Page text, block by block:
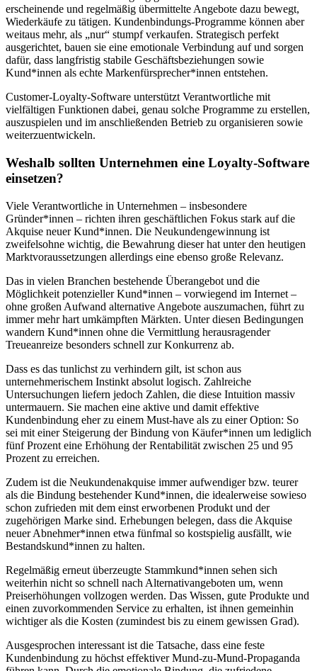
erscheinende und regelmäßig übermittelte Angebote dazu bewegt,
Wiederkäufe zu tätigen. Kundenbindungs-Programme können aber
weitaus mehr, als „nur“ stumpf verkaufen. Strategisch perfekt
ausgerichtet, bauen sie eine emotionale Verbindung auf und sorgen
dafür, dass langfristig stabile Geschäftsbeziehungen sowie
Kund*innen als echte Markenfürsprecher*innen entstehen.
Customer-Loyalty-Software unterstützt Verantwortliche mit
vielfältigen Funktionen dabei, genau solche Programme zu erstellen,
auszuspielen und im anschließenden Betrieb zu organisieren sowie
weiterzuentwickeln.
Weshalb sollten Unternehmen eine Loyalty-Software
einsetzen?
Viele Verantwortliche in Unternehmen – insbesondere
Gründer*innen – richten ihren geschäftlichen Fokus stark auf die
Akquise neuer Kund*innen. Die Neukundengewinnung ist
zweifelsohne wichtig, die Bewahrung dieser hat unter den heutigen
Marktvoraussetzungen allerdings eine ebenso große Relevanz.
Das in vielen Branchen bestehende Überangebot und die
Möglichkeit potenzieller Kund*innen – vorwiegend im Internet –
ohne großen Aufwand alternative Angebote auszumachen, führt zu
immer mehr hart umkämpften Märkten. Unter diesen Bedingungen
wandern Kund*innen ohne die Vermittlung herausragender
Treueanreize besonders schnell zur Konkurrenz ab.
Dass es das tunlichst zu verhindern gilt, ist schon aus
unternehmerischem Instinkt absolut logisch. Zahlreiche
Untersuchungen liefern jedoch Zahlen, die diese Intuition massiv
untermauern. Sie machen eine aktive und damit effektive
Kundenbindung eher zu einem Must-have als zu einer Option: So
sei mit einer Steigerung der Bindung von Käufer*innen um lediglich
fünf Prozent eine Erhöhung der Rentabilität zwischen 25 und 95
Prozent zu erreichen.
Zudem ist die Neukundenakquise immer aufwendiger bzw. teurer
als die Bindung bestehender Kund*innen, die idealerweise sowieso
schon zufrieden mit dem einst erworbenen Produkt und der
zugehörigen Marke sind. Erhebungen belegen, dass die Akquise
neuer Abnehmer*innen etwa fünfmal so kostspielig ausfällt, wie
Bestandskund*innen zu halten.
Regelmäßig erneut überzeugte Stammkund*innen sehen sich
weiterhin nicht so schnell nach Alternativangeboten um, wenn
Preiserhöhungen vollzogen werden. Das Wissen, gute Produkte und
einen zuvorkommenden Service zu erhalten, ist ihnen gemeinhin
wichtiger als die Kosten (zumindest bis zu einem gewissen Grad).
Ausgesprochen interessant ist die Tatsache, dass eine feste
Kundenbindung zu höchst effektiver Mund-zu-Mund-Propaganda